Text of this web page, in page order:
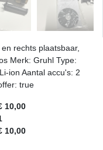
rechts plaatsbaar,
Merk: Gruhl Type:
ion Aantal accu's: 2
true
10,00
10,00